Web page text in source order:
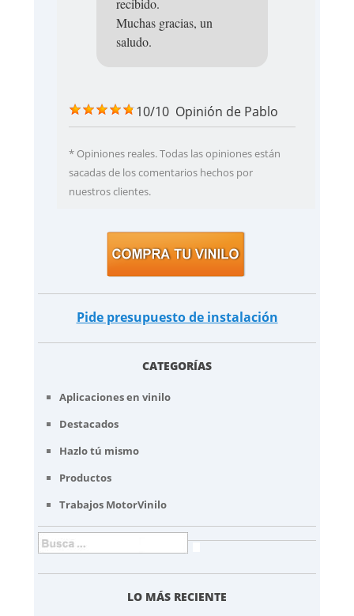
recibido.
Muchas gracias, un
saludo.
10/10 Opinión de Pablo
* Opiniones reales. Todas las opiniones están
sacadas de los comentarios hechos por
nuestros clientes.
Pide presupuesto de instalación
CATEGORÍAS
Aplicaciones en vinilo
Destacados
Hazlo tú mismo
Productos
Trabajos MotorVinilo
LO MÁS RECIENTE